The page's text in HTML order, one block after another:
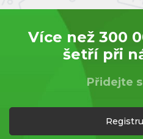
Více než 300
šetří při
Přidejte